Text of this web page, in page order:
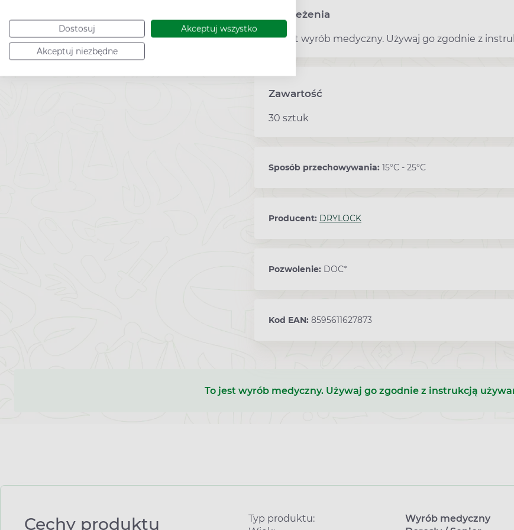
Dostosuj Akceptuj wszystko
Akceptuj niezbędne
Ostrzeżenia
To jest wyrób medyczny. Używaj go zgodnie z
Zawartość
30 sztuk
Sposób przechowywania: 15°C - 25°C
Producent: DRYLOCK
Pozwolenie: DOC*
Kod EAN: 8595611627873
To jest wyrób medyczny. Używaj go zgodnie z instrukcją
Cechy produktu Typ produktu:
Wyrób medyczny